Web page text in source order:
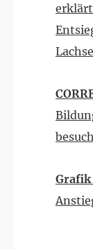
Lachse
Grafik